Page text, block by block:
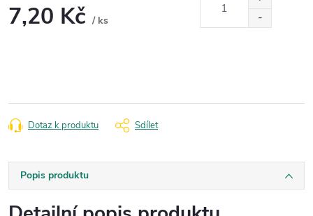
7,20 Kč / ks
Dotaz k produktu Sdílet
Popis produktu